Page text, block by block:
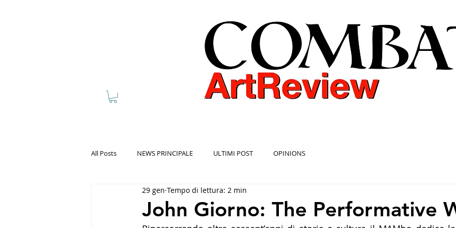
All Posts NEWS PRINCIPALE ULTIMI POST OPINIONS
John Giorno: The Performative
29 gen Tempo di lettura: 2 min